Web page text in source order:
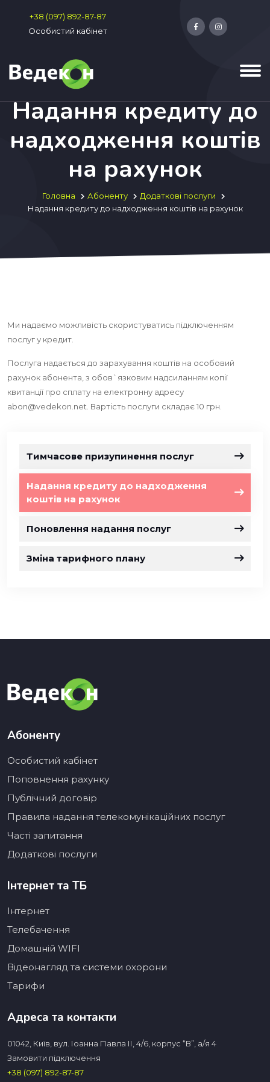
+38 (097) 892-87-87
Особистий кабінет
Надання кредиту до
надходження коштів
на рахунок
Головна Абоненту
Додаткові послуги
Надання кредиту до надходження коштів на рахунок
Ми надаємо можливість скористуватись підключенням
послуг у кредит.
Послуга надається до зарахування коштів на особовий
рахунок абонента, з обов`язковим надсиланням копії
квитанції про сплату на електронну адресу
abon@vedekon.net . Вартість послуги складає 10 грн.
Тимчасове призупинення послуг
Надання кредиту до надходження
коштів на рахунок
Поновлення надання послуг
Зміна тарифного плану
Абоненту
Особистий кабінет
Поповнення рахунку
Публічний договір
Правила надання телекомунікаційних послуг
Часті запитання
Додаткові послуги
Інтернет та ТБ
Інтернет
Телебачення
Домашній WIFI
Відеонагляд та системи охорони
Тарифи
Адреса та контакти
01042, Київ, вул. Іоанна Павла ІІ, 4/6, корпус “В”, а/я 4
Замовити підключення
+38 (097) 892-87-87